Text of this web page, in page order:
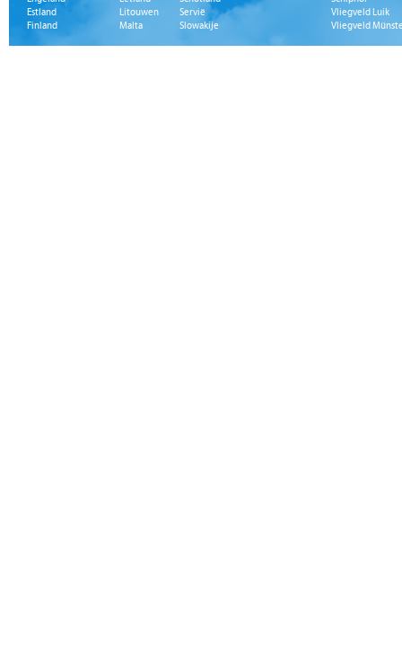
Estland
Finland
Litouwen
Malta
Servië
Slowakije
Vliegveld Luik
Vliegveld